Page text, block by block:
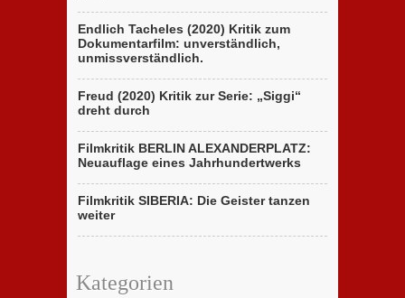
Endlich Tacheles (2020) Kritik zum
Dokumentarfilm: unverständlich,
unmissverständlich.
Freud (2020) Kritik zur Serie: „Siggi“
dreht durch
Filmkritik BERLIN ALEXANDERPLATZ:
Neuauflage eines Jahrhundertwerks
Filmkritik SIBERIA: Die Geister tanzen
weiter
Kategorien